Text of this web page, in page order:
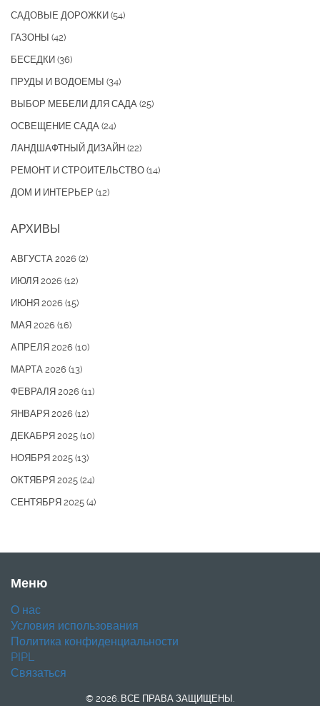
САДОВЫЕ ДОРОЖКИ (54)
ГАЗОНЫ (42)
БЕСЕДКИ (36)
ПРУДЫ И ВОДОЕМЫ (34)
ВЫБОР МЕБЕЛИ ДЛЯ САДА (25)
ОСВЕЩЕНИЕ САДА (24)
ЛАНДШАФТНЫЙ ДИЗАЙН (22)
РЕМОНТ И СТРОИТЕЛЬСТВО (14)
ДОМ И ИНТЕРЬЕР (12)
АРХИВЫ
АВГУСТА 2026 (2)
ИЮЛЯ 2026 (12)
ИЮНЯ 2026 (15)
МАЯ 2026 (16)
АПРЕЛЯ 2026 (10)
МАРТА 2026 (13)
ФЕВРАЛЯ 2026 (11)
ЯНВАРЯ 2026 (12)
ДЕКАБРЯ 2025 (10)
НОЯБРЯ 2025 (13)
ОКТЯБРЯ 2025 (24)
СЕНТЯБРЯ 2025 (4)
Меню
О нас
Условия использования
Политика конфиденциальности
PIPL
Связаться
© 2026. ВСЕ ПРАВА ЗАЩИЩЕНЫ.